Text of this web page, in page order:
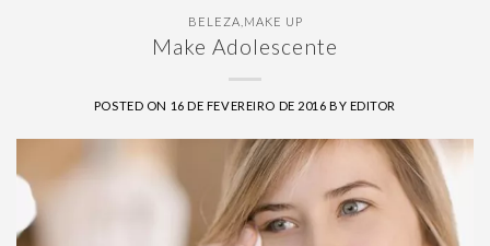
BELEZA MAKE UP
Make Adolescente
POSTED ON 16 DE FEVEREIRO DE 2016 BY EDITOR